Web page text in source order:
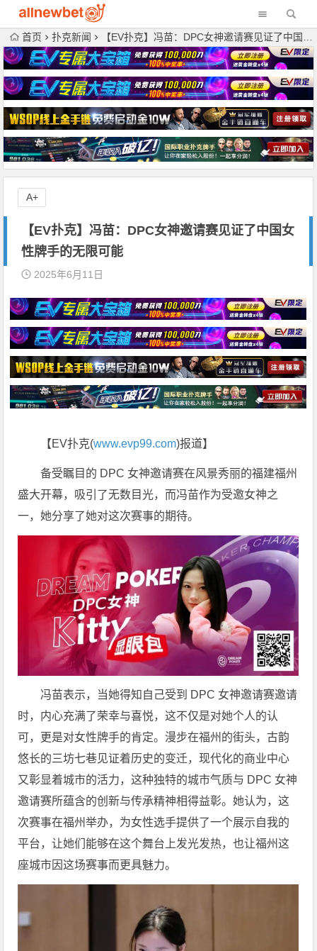
首页 扑克新闻 【EV扑克】冯苗：DPC女神邀请赛见证了中国女性牌手的无限可能
【EV扑克】冯苗：DPC女神邀请赛见证了中国女
性牌手的无限可能
2025年6月11日
【EV扑克(www.evp99.com)报道】
备受瞩目的 DPC 女神邀请赛在风景秀丽的福建福州
盛大开幕，吸引了无数目光，而冯苗作为受邀女神之
一，她分享了她对这次赛事的期待。
冯苗表示，当她得知自己受到 DPC 女神邀请赛邀请
时，内心充满了荣幸与喜悦，这不仅是对她个人的认
可，更是对女性牌手的肯定。漫步在福州的街头，古韵
悠长的三坊七巷见证着历史的变迁，现代化的商业中心
又彰显着城市的活力，这种独特的城市气质与 DPC 女神
邀请赛所蕴含的创新与传承精神相得益彰。她认为，这
次赛事在福州举办，为女性选手提供了一个展示自我的
平台，让她们能够在这个舞台上发光发热，也让福州这
座城市因这场赛事而更具魅力。
A+